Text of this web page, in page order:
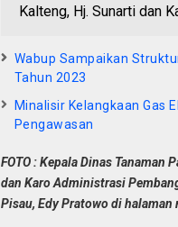
Kalteng, Hj. Sunarti dan
Wabup Sampaikan
Tahun 2023
Minalisir Kelangkaan Gas
Pengawasan
FOTO : Kepala Dinas
dan Karo Administrasi
Pisau, Edy Pratowo di